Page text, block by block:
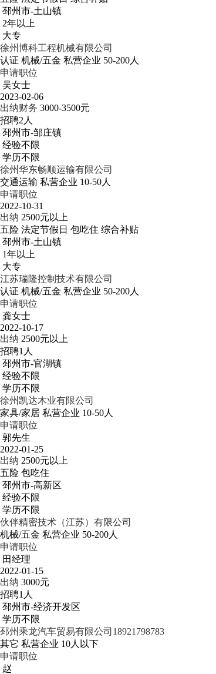
邳州市-土山镇
2年以上
大专
徐州博科工程机械有限公司
认证 机械/五金 私营企业 50-200人
申请职位
吴女士
2023-02-06
出纳财务 3000-3500元
招聘2人
邳州市-邹庄镇
经验不限
学历不限
徐州华东畅顺运输有限公司
交通运输 私营企业 10-50人
申请职位
2022-10-31
出纳 2500元以上
五险 法定节假日 包吃住 综合补贴
邳州市-土山镇
1年以上
大专
江苏瑞隆控制技术有限公司
认证 机械/五金 私营企业 50-200人
申请职位
龚女士
2022-10-17
出纳 2500元以上
招聘1人
邳州市-官湖镇
经验不限
学历不限
徐州凯达木业有限公司
家具/家居 私营企业 10-50人
申请职位
郭先生
2022-01-25
出纳 2500元以上
五险 包吃住
邳州市-高新区
经验不限
学历不限
伙伴精密技术（江苏）有限公司
机械/五金 私营企业 50-200人
申请职位
田经理
2022-01-15
出纳 3000元
招聘1人
邳州市-经济开发区
学历不限
邳州乘龙汽车贸易有限公司18921798783
其它 私营企业 10人以下
申请职位
赵